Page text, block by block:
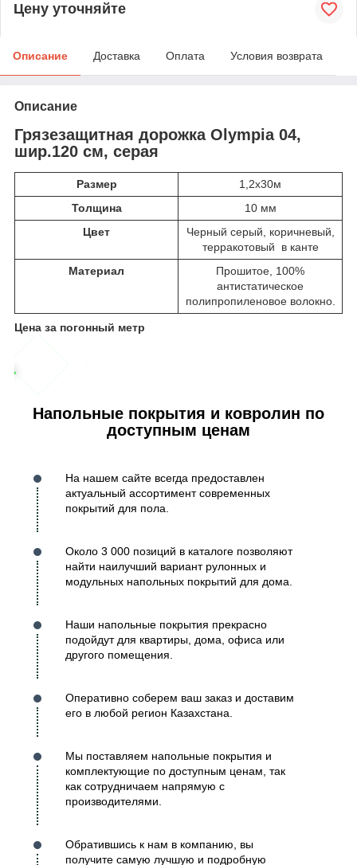
Цену уточняйте
Описание Доставка Оплата Условия возврата
Описание
Грязезащитная дорожка Olympia 04,
шир.120 см, серая
Размер
1,2х30м
Толщина
10 мм
Цвет
Черный серый, коричневый,
терракотовый в канте
Материал
Прошитое, 100%
антистатическое
полипропиленовое волокно.
Цена за погонный метр
Напольные покрытия и ковролин по
доступным ценам
На нашем сайте всегда предоставлен
актуальный ассортимент современных
покрытий для пола.
Около 3 000 позиций в каталоге позволяют
найти наилучший вариант рулонных и
модульных напольных покрытий для дома.
Наши напольные покрытия прекрасно
подойдут для квартиры, дома, офиса или
другого помещения.
Оперативно соберем ваш заказ и доставим
его в любой регион Казахстана.
Мы поставляем напольные покрытия и
комплектующие по доступным ценам, так
как сотрудничаем напрямую с
производителями.
Обратившись к нам в компанию, вы
получите самую лучшую и подробную